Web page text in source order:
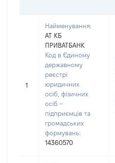
1
Найменування:
АТ КБ
ПРИВАТБАНК
Код в Єдиному
державному
реєстрі
юридичних
осіб, фізичних
осіб –
підприємців та
громадських
формувань:
14360570